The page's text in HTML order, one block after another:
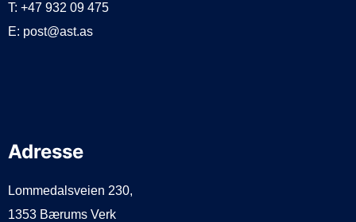
T: +47 932 09 475
E: post@ast.as
Adresse
Lommedalsveien 230,
1353 Bærums Verk